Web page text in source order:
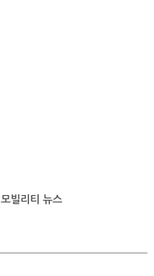
빌리티 뉴스